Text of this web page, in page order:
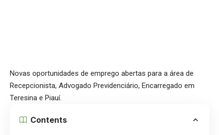
Novas oportunidades de emprego abertas para a área de
Recepcionista, Advogado Previdenciário, Encarregado em
Teresina e Piauí.
Contents